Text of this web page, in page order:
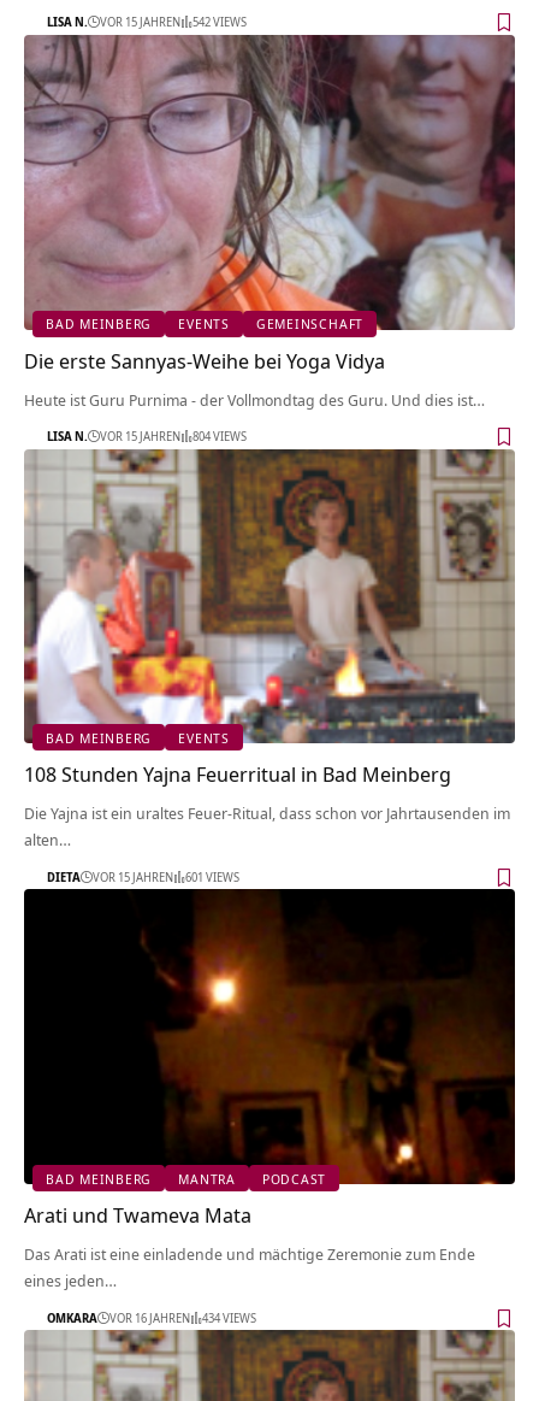
LISA N. VOR 15 JAHREN 542 VIEWS
BAD MEINBERG EVENTS GEMEINSCHAFT
Die erste Sannyas-Weihe bei Yoga Vidya
Heute ist Guru Purnima - der Vollmondtag des Guru. Und dies ist…
LISA N. VOR 15 JAHREN 804 VIEWS
BAD MEINBERG EVENTS
108 Stunden Yajna Feuerritual in Bad Meinberg
Die Yajna ist ein uraltes Feuer-Ritual, dass schon vor Jahrtausenden im
alten…
DIETA VOR 15 JAHREN 601 VIEWS
BAD MEINBERG MANTRA PODCAST
Arati und Twameva Mata
Das Arati ist eine einladende und mächtige Zeremonie zum Ende
eines jeden…
OMKARA VOR 16 JAHREN 434 VIEWS